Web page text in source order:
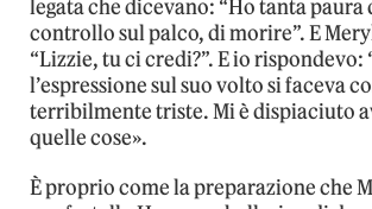
legata che dicevano: “Ho tanta
controllo sul palco, di morire”. E
“Lizzie, tu ci credi?”. E io rispondevo:
l’espressione sul suo volto si faceva
terribilmente triste. Mi è dispiaciuto
quelle cose».
È proprio come la preparazione che